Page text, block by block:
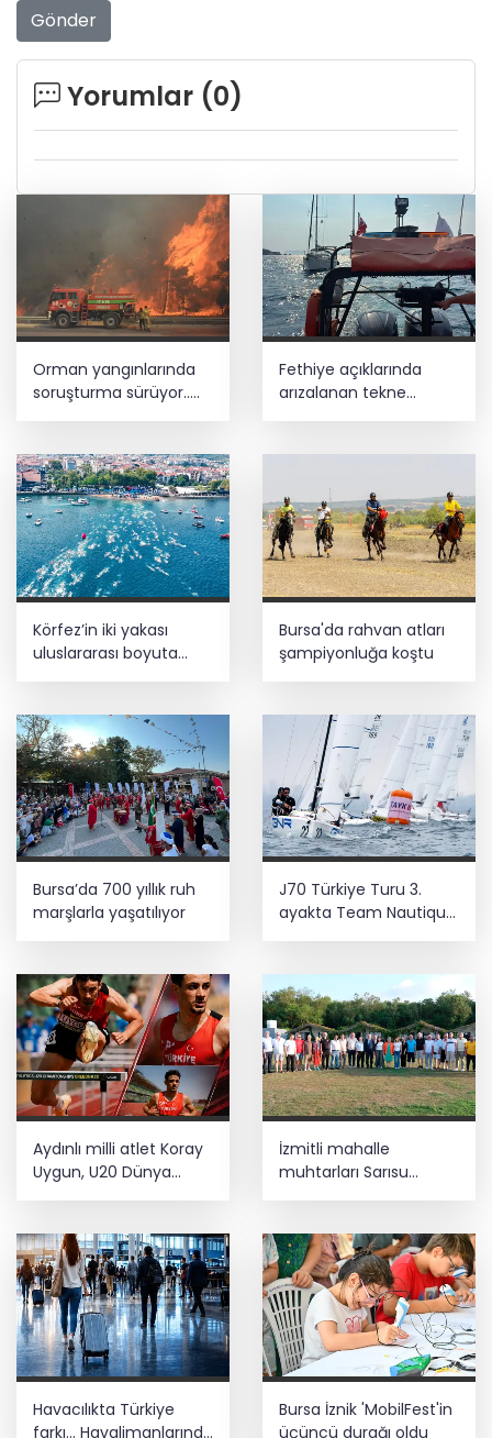
Gönder
Yorumlar (0)
Orman yangınlarında
soruşturma sürüyor..
34 şüpheliden 9'u
Fethiye açıklarında
arızalanan tekne
kurtarıldı
Körfez’in iki yakası
uluslararası boyuta
Bursa'da rahvan atları
şampiyonluğa koştu
Bursa’da 700 yıllık ruh
marşlarla yaşatılıyor
J70 Türkiye Turu 3.
ayakta Team Nautique
Aydınlı milli atlet Koray
Uygun, U20 Dünya
Şampiyonası’nda yarı
İzmitli mahalle
muhtarları Sarısu
Gençlik Kampı’nda
Havacılıkta Türkiye
farkı... Havalimanlarında
Bursa İznik 'MobilFest'in
üçüncü durağı oldu